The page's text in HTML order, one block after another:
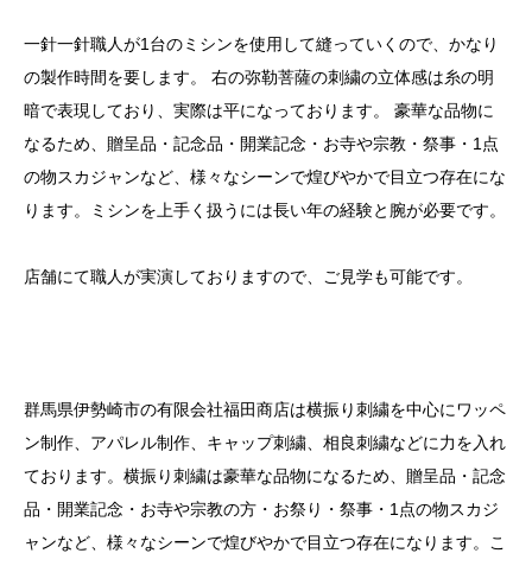
一針一針職人が1台のミシンを使用して縫っていくので、かなり
の製作時間を要します。 右の弥勒菩薩の刺繍の立体感は糸の明
暗で表現しており、実際は平になっております。 豪華な品物に
なるため、贈呈品・記念品・開業記念・お寺や宗教・祭事・1点
の物スカジャンなど、様々なシーンで煌びやかで目立つ存在にな
ります。ミシンを上手く扱うには長い年の経験と腕が必要です。
店舗にて職人が実演しておりますので、ご見学も可能です。
群馬県伊勢崎市の有限会社福田商店は横振り刺繍を中心にワッペ
ン制作、アパレル制作、キャップ刺繍、相良刺繍などに力を入れ
ております。横振り刺繍は豪華な品物になるため、贈呈品・記念
品・開業記念・お寺や宗教の方・お祭り・祭事・1点の物スカジ
ャンなど、様々なシーンで煌びやかで目立つ存在になります。こ